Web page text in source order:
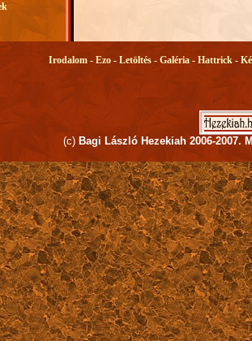
Irodalom - Ezo - Letöltés - Galéria - Hattrick -
(c) Bagi László Hezekiah 2006-2007.